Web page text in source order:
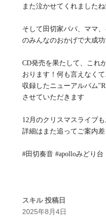
また泣かせてくれましたね
そして田切家パパ、ママ
のみんなのおかげで大成
CD発売を果たして、これ
おります！何も言えなく
収録したニューアルバム
させていただきます
12月のクリスマスライブも
詳細はまた追ってご案内差
#田切奏音 #apolloみどり台
スキル 投稿日
2025年8月4日